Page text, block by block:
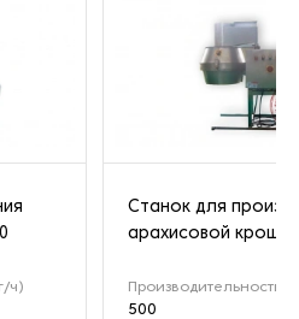
ч)
Станок для
арахисовой крошки
Производительность
500